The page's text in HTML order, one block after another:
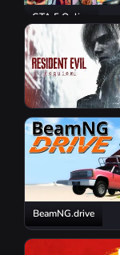
GTA 5 Online
Resident Evil
BeamNG.drive